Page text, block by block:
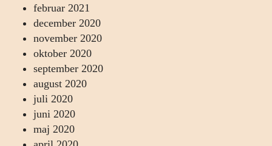
februar 2021
december 2020
november 2020
oktober 2020
september 2020
august 2020
juli 2020
juni 2020
maj 2020